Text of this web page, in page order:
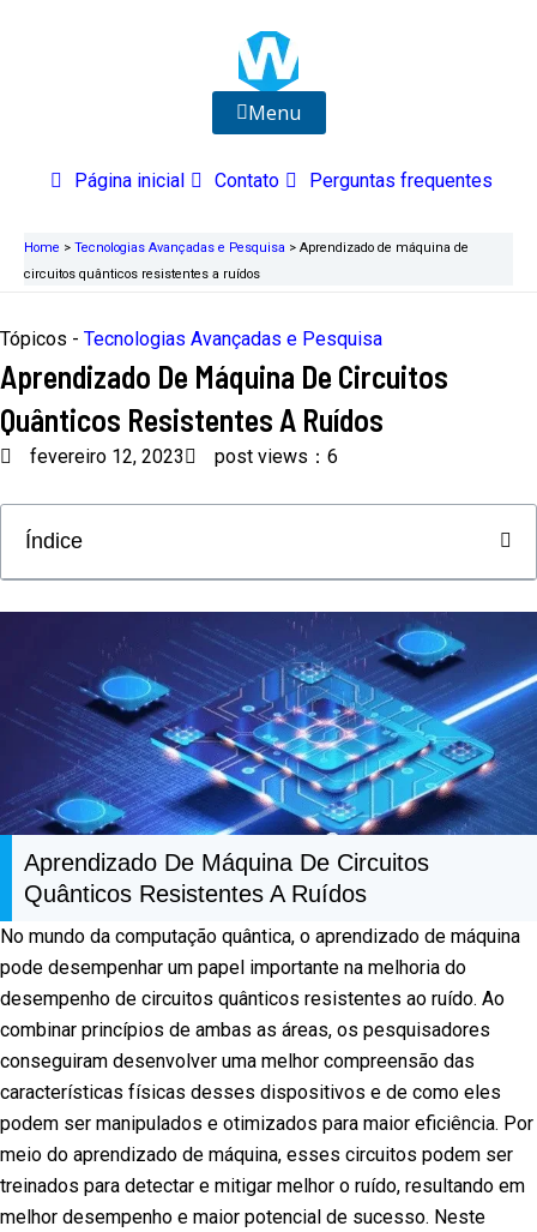
Menu
Página inicial Contato Perguntas frequentes
Home > Tecnologias Avançadas e Pesquisa > Aprendizado de máquina de
circuitos quânticos resistentes a ruídos
Tópicos - Tecnologias Avançadas e Pesquisa
Aprendizado De Máquina De Circuitos
Quânticos Resistentes A Ruídos
fevereiro 12, 2023 post views：6
Índice
Aprendizado De Máquina De Circuitos
Quânticos Resistentes A Ruídos
No mundo da computação quântica, o aprendizado de máquina
pode desempenhar um papel importante na melhoria do
desempenho de circuitos quânticos resistentes ao ruído. Ao
combinar princípios de ambas as áreas, os pesquisadores
conseguiram desenvolver uma melhor compreensão das
características físicas desses dispositivos e de como eles
podem ser manipulados e otimizados para maior eficiência. Por
meio do aprendizado de máquina, esses circuitos podem ser
treinados para detectar e mitigar melhor o ruído, resultando em
melhor desempenho e maior potencial de sucesso. Neste